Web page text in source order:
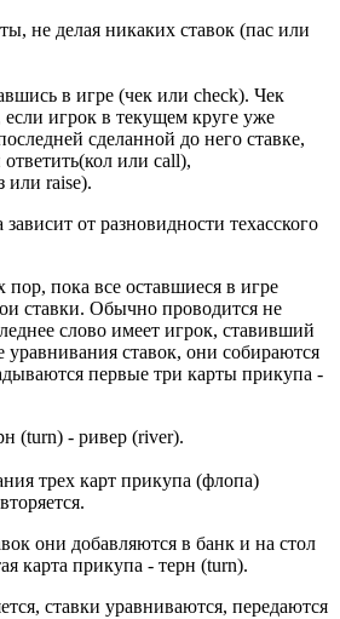
не делая никаких ставок (пас или
в игре (чек или check). Чек
игрок в текущем круге уже
сделанной до него ставке,
или call),
или raise).
от разновидности техасского
пор, пока все оставшиеся в игре
ставки. Обычно проводится не
слово имеет игрок, ставивший
ставок, они собираются
первые три карты прикупа -
(turn) - ривер (river).
трех карт прикупа (флопа)
они добавляются в банк и на стол
карта прикупа - терн (turn).
ставки уравниваются, передаются